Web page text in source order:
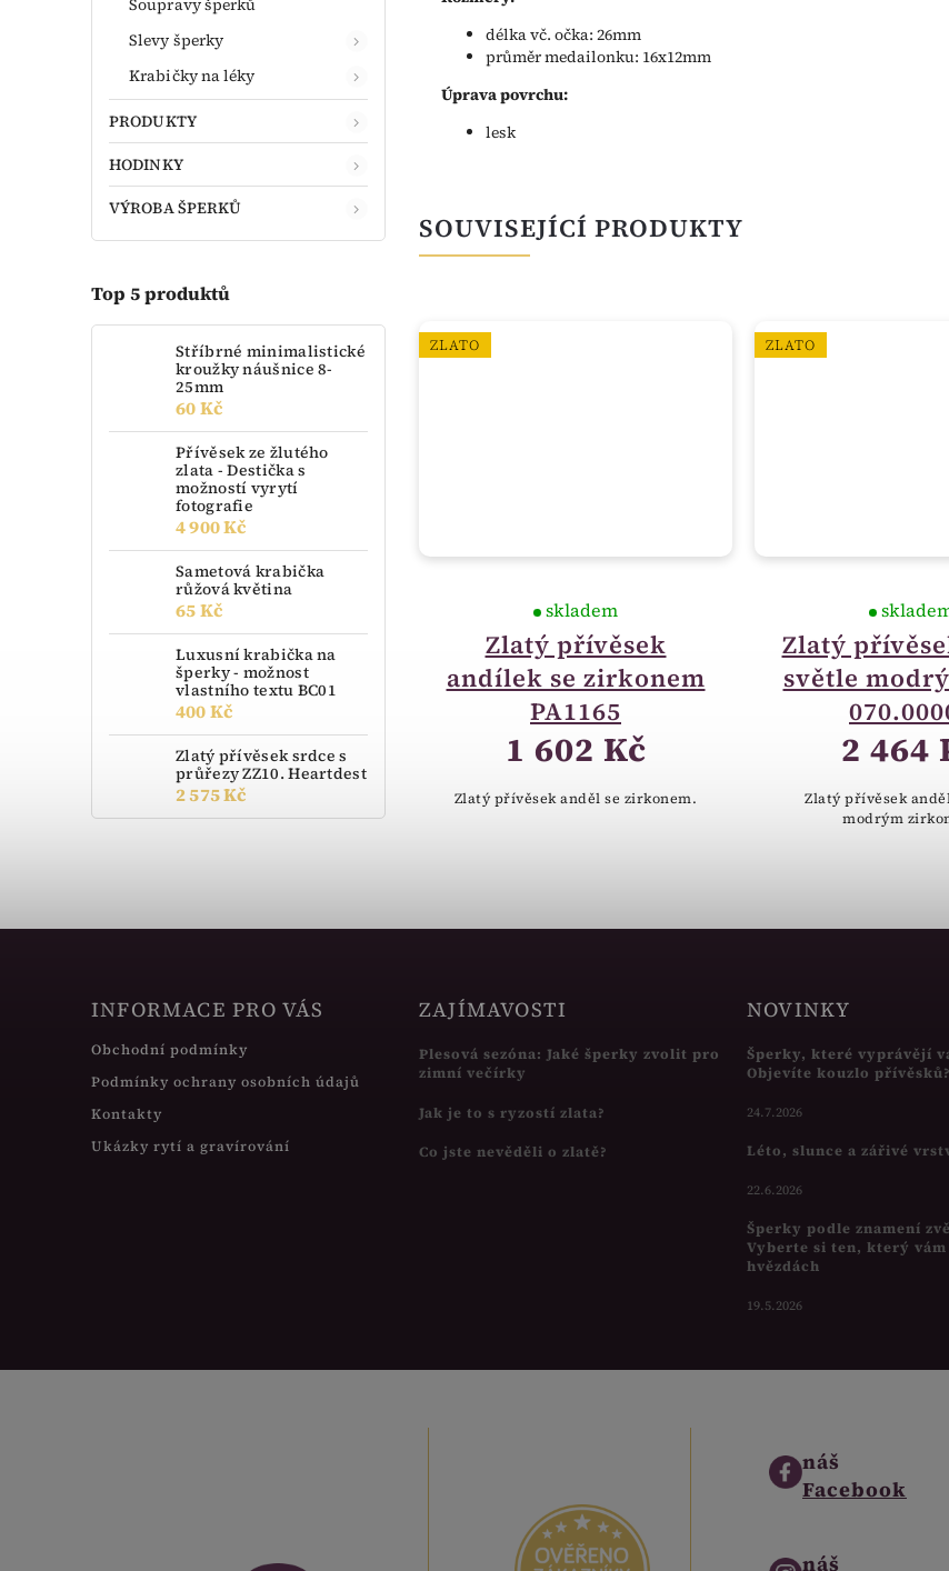
Slevy šperky
Krabičky na léky
PRODUKTY
HODINKY
VÝROBA ŠPERKŮ
Top 5 produktů
Stříbrné minimalistické
kroužky náušnice 8-
25mm
60 Kč
Přívěsek ze žlutého
zlata - Destička s
možností vyrytí
fotografie
4 900 Kč
Sametová krabička
růžová květina
65 Kč
Luxusní krabička na
šperky - možnost
vlastního textu BC01
400 Kč
Zlatý přívěsek srdce s
průřezy ZZ10. Heartdest
2 575 Kč
délka vč. očka: 26mm
průměr medailonku: 16x12mm
Úprava povrchu:
lesk
SOUVISEJÍCÍ PRODUKTY
Zlatý přívěsek
andílek S626.00125.1
do 14 dnů
2 460 Kč
Zlatý přívěsek anděl.
ZLATO
Zlatý přívěsek
andílek se zirkonem
PA1165
skladem
1 602 Kč
Zlatý přívěsek anděl se zirkonem.
ZLATO
Zlatý
světle
2 464
Zlatý přívěsek
modrým
INFORMACE PRO VÁS
Obchodní podmínky
Podmínky ochrany osobních údajů
Kontakty
Ukázky rytí a gravírování
ZAJÍMAVOSTI
Plesová sezóna: Jaké šperky zvolit pro
zimní večírky
Jak je to s ryzostí zlata?
Co jste nevěděli o zlatě?
NOVINKY
Šperky, které vyprávějí
Objevíte kouzlo přívěsků?
24.7.2026
Léto, slunce a zářivé
22.6.2026
Šperky podle znamení
Vyberte si ten, který vám
hvězdách
19.5.2026
náš
Facebook
náš